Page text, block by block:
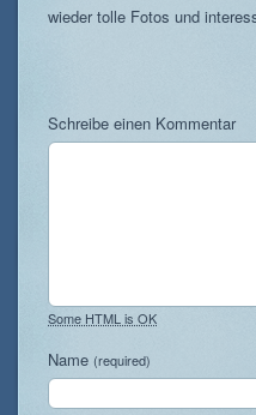
wieder tolle Fotos und
Schreibe einen Kommentar
Some HTML is OK
Name (required)